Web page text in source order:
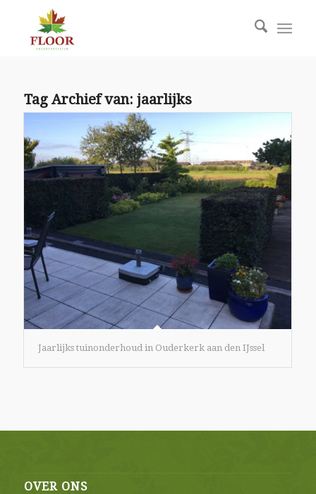
Tag Archief van: jaarlijks
Jaarlijks tuinonderhoud in Ouderkerk aan den IJssel
OVER ONS